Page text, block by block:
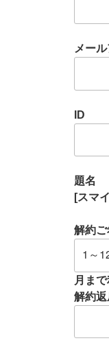
メー
ID
題名
[スマ
解約
月ま
解約